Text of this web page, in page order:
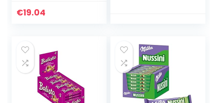
€19.04